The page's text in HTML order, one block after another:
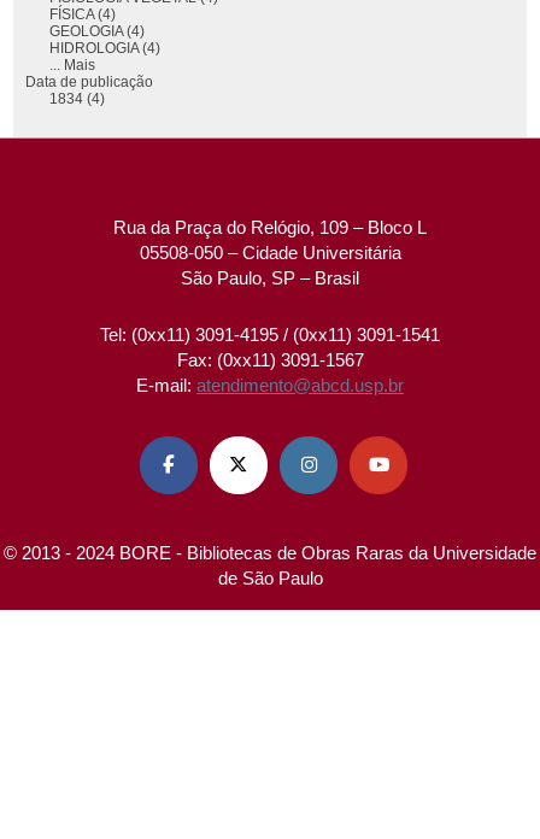
FÍSICA (4)
GEOLOGIA (4)
HIDROLOGIA (4)
... Mais
Data de publicação
1834 (4)
Rua da Praça do Relógio, 109 – Bloco L
05508-050 – Cidade Universitária
São Paulo, SP – Brasil
Tel: (0xx11) 3091-4195 / (0xx11) 3091-1541
Fax: (0xx11) 3091-1567
E-mail: atendimento@abcd.usp.br
   
© 2013 - 2024 BORE - Bibliotecas de Obras Raras da Universidade
de São Paulo